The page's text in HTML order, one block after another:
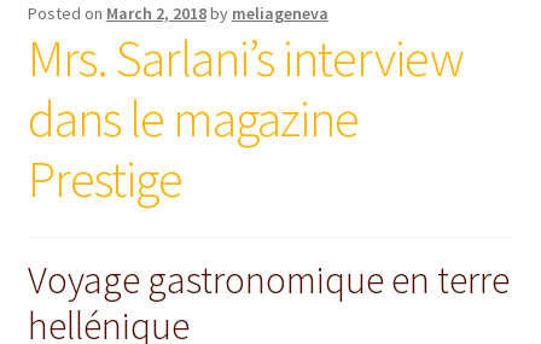
Posted on March 2, 2018by meliageneva
Mrs. Sarlani’s interview
dans le magazine
Prestige
Voyage gastronomique en terre
hellénique